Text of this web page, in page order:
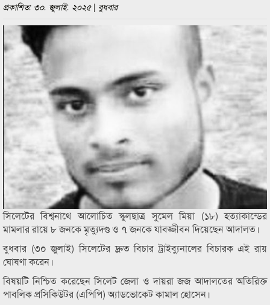
প্রকাশিত: ৩০. জুলাই. ২০২৫ | বুধবার
সিলেটের বিশ্বনাথে আলোচিত স্কুলছাত্র সুমেল মিয়া (১৮) হত্যাকান্ডের
মামলার রায়ে ৮ জনকে মৃত্যুদণ্ড ও ৭ জনকে যাবজ্জীবন দিয়েছেন আদালত।
বুধবার (৩০ জুলাই) সিলেটের দ্রুত বিচার ট্রাইব্যুনালের বিচারক এই রায়
ঘোষণা করেন।
বিষয়টি নিশ্চিত করেছেন সিলেট জেলা ও দায়রা জজ আদালতের অতিরিক্ত
পাবলিক প্রসিকিউটর (এপিপি) অ্যাডভোকেট কামাল হোসেন।